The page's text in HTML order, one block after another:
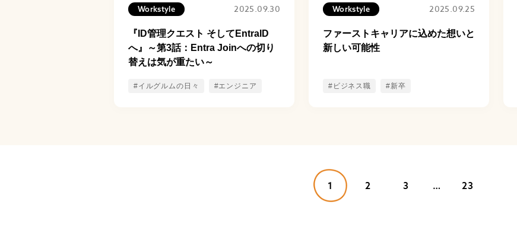
Workstyle 2025.09.30
『ID管理クエスト そしてEntraID
へ』～第3話：Entra Joinへの切り
替えは気が重たい～
#イルグルムの日々 #エンジニア
Workstyle 2025.09.25
ファーストキャリアに込めた想いと
新しい可能性
#ビジネス職 #新卒
1 2 3 … 23